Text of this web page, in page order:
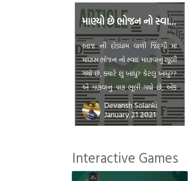
માણ્યો છે ભોજન નો સ્વાદ ??
આજ ની દોડધામ વાળી જિંદગી માં
માણસ ભોજન નો સ્વાદ માણવાનું ભૂલી
ગયો છે, ક્યારે શું ખાધું? કેટલું ખાધું??
એ ગણવાનું પણ ભૂલી ગયો છે, એક
કોળિયો હજી કંઠે થી નીચે નથી ઉતરતો
અને બીજા કોળિયા સાથે તૈયાર એનો
હાથ છે. આજ ના કળિયુગ માં માણસ
વાનગી […]
Devansh Solanki
January 21 2021
Interactive Games